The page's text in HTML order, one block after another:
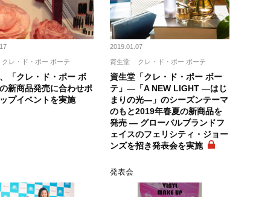
クレ・ド・ポー ボーテ
「クレ・ド・ポー ボ
新商品発売に合わせポ
プイベントを実施
2019.01.07
資生堂 クレ・ド・ポー ボーテ
資生堂「クレ・ド・ポー ボー
テ」―「A NEW LIGHT ―はじ
まりの光―」のシーズンテーマ
のもと2019年春夏の新商品を
発売 ― グローバルブランドフ
ェイスのフェリシティ・ジョー
ンズを招き発表会を実施
発表会